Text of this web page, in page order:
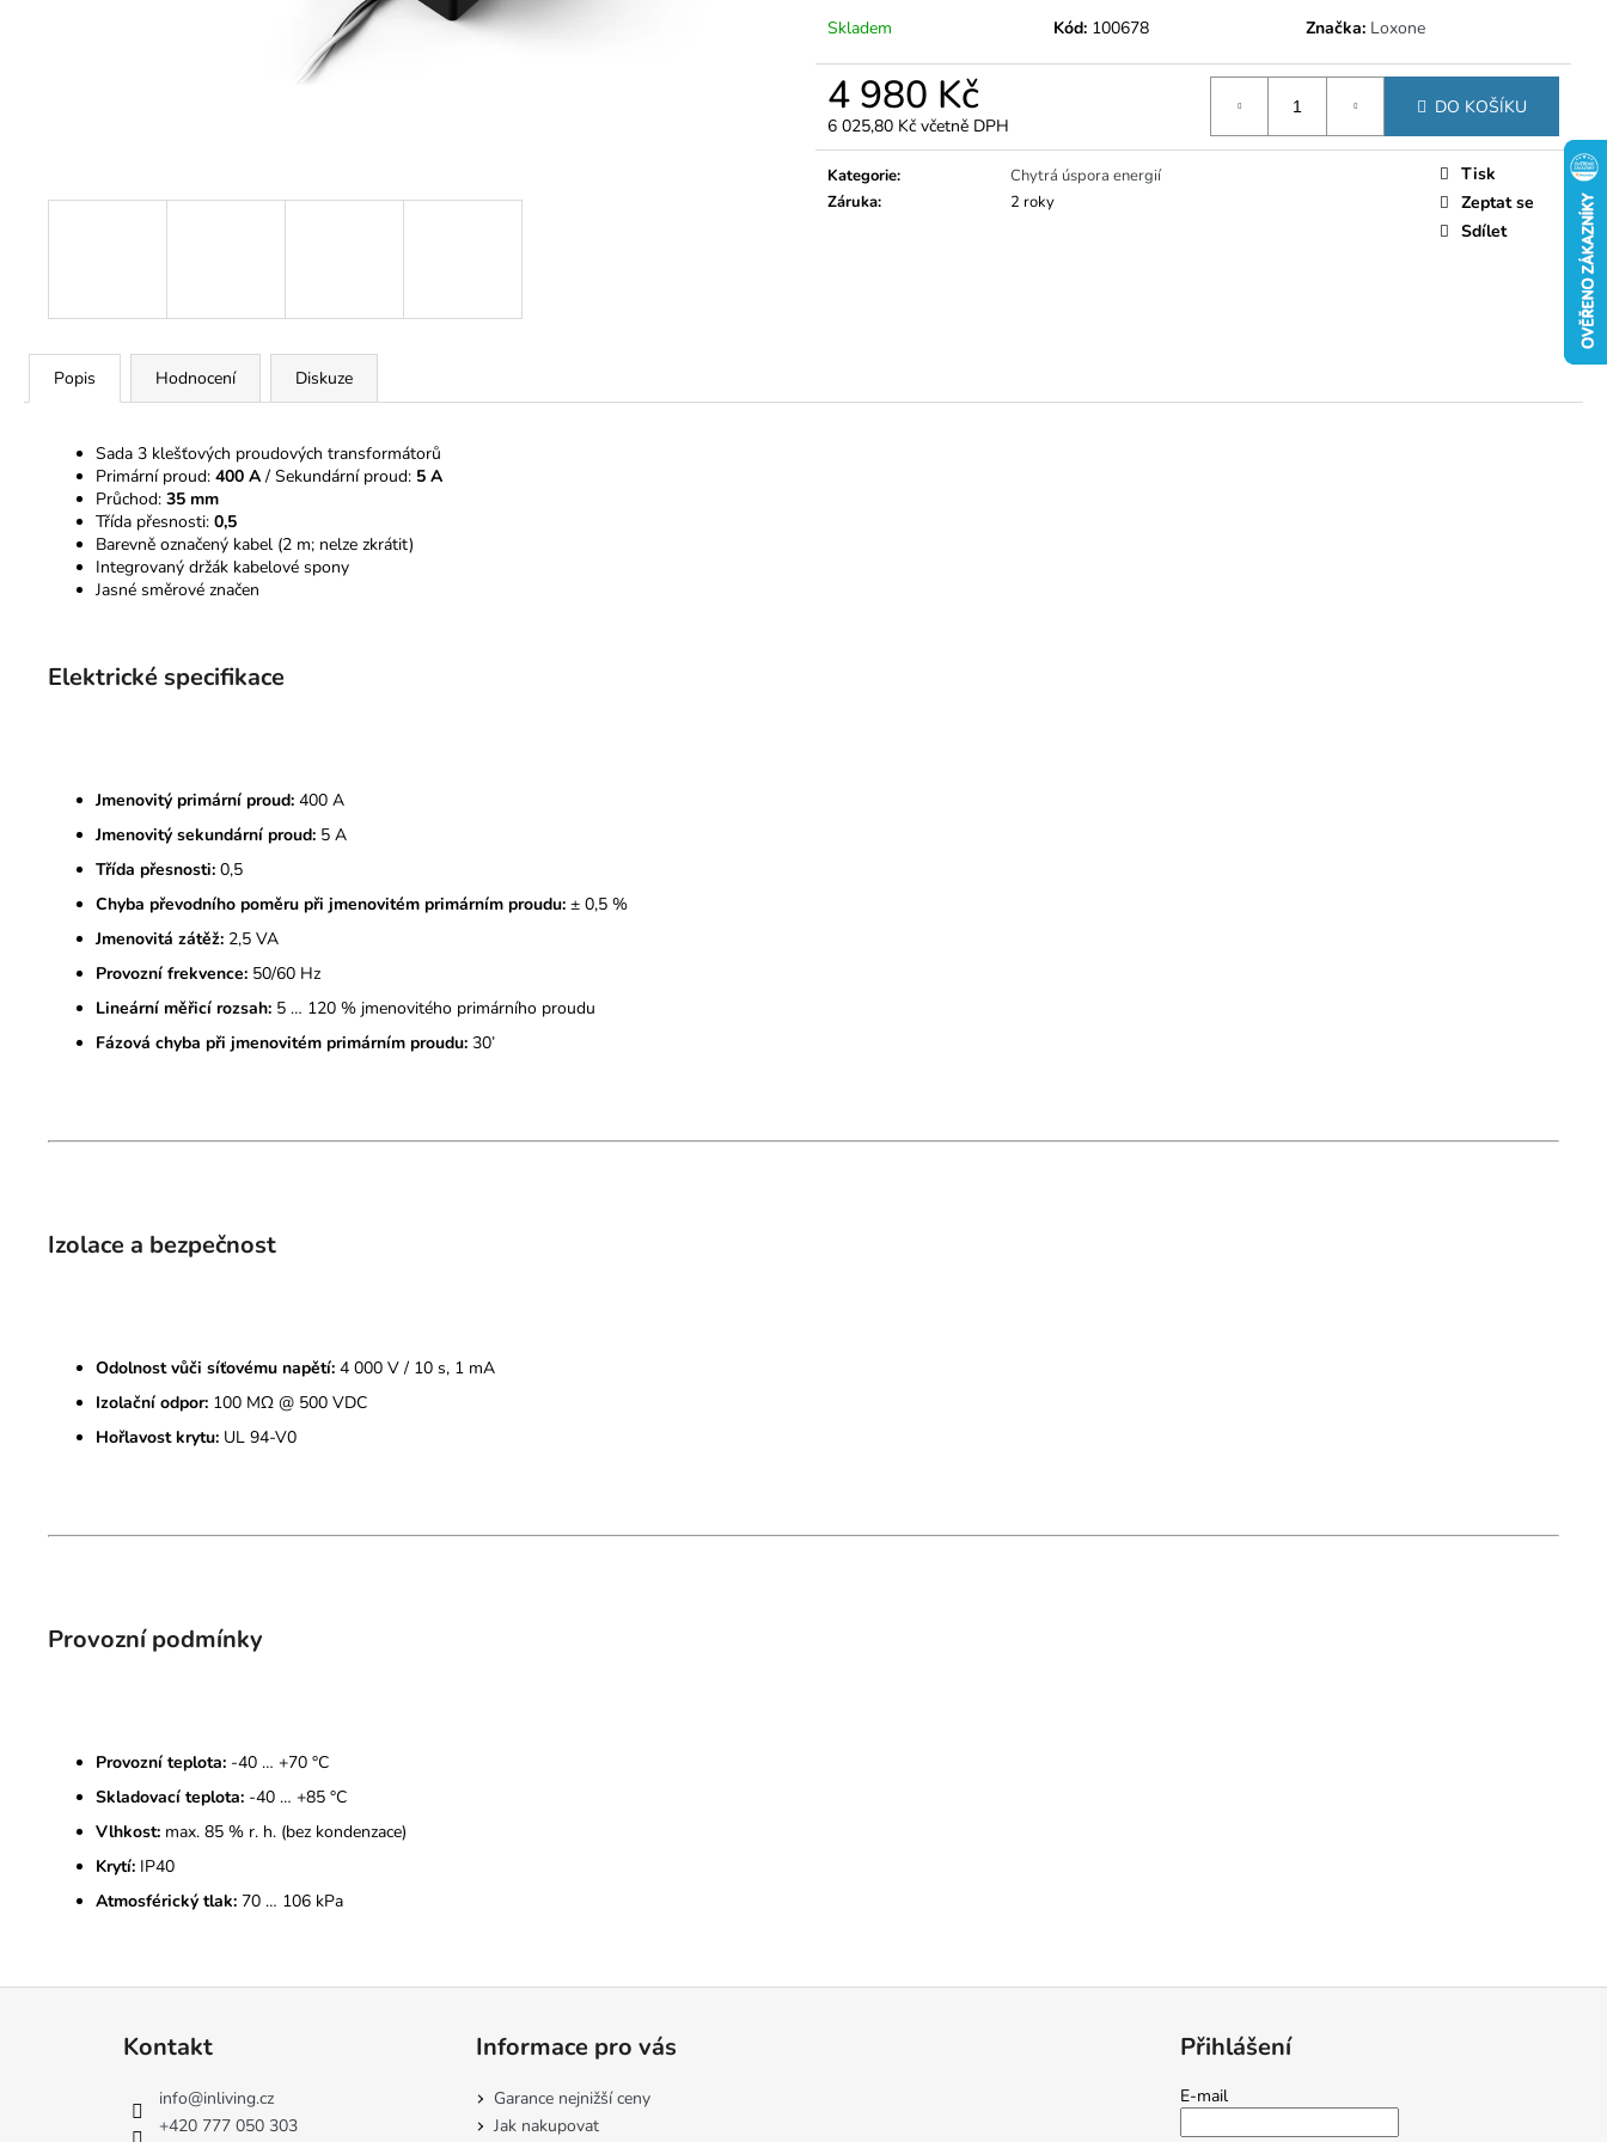
Skladem Kód: 100678 Značka: Loxone
4 980 Kč
6 025,80 Kč včetně DPH
Měrná
cena:
DO KOŠÍKU
Kategorie:
Chytrá úspora energií
Záruka: 2 roky
Tisk
Zeptat se
Sdílet
Popis Hodnocení Diskuze
Sada 3 klešťových proudových transformátorů
Primární proud: 400 A / Sekundární proud: 5 A
Průchod: 35 mm
Třída přesnosti: 0,5
Barevně označený kabel (2 m; nelze zkrátit)
Integrovaný držák kabelové spony
Jasné směrové značen
Elektrické specifikace
Jmenovitý primární proud: 400 A
Jmenovitý sekundární proud: 5 A
Třída přesnosti: 0,5
Chyba převodního poměru při jmenovitém primárním proudu: ± 0,5 %
Jmenovitá zátěž: 2,5 VA
Provozní frekvence: 50/60 Hz
Lineární měřicí rozsah: 5 … 120 % jmenovitého primárního proudu
Fázová chyba při jmenovitém primárním proudu: 30’
Izolace a bezpečnost
Odolnost vůči síťovému napětí: 4 000 V / 10 s, 1 mA
Izolační odpor: 100 MΩ @ 500 VDC
Hořlavost krytu: UL 94-V0
Provozní podmínky
Provozní teplota: -40 … +70 °C
Skladovací teplota: -40 … +85 °C
Vlhkost: max. 85 % r. h. (bez kondenzace)
Krytí: IP40
Atmosférický tlak: 70 … 106 kPa
Kontakt
info@inliving.cz
+420 777 050 303
Informace pro vás
Garance nejnižší ceny
Jak nakupovat
Přihlášení
E-mail